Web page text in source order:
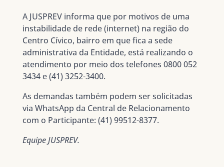
A JUSPREV informa que por motivos de uma
instabilidade de rede (internet) na região do
Centro Cívico, bairro em que fica a sede
administrativa da Entidade, está realizando o
atendimento por meio dos telefones 0800 052
3434 e (41) 3252-3400.
As demandas também podem ser solicitadas
via WhatsApp da Central de Relacionamento
com o Participante: (41) 99512-8377.
Equipe JUSPREV.